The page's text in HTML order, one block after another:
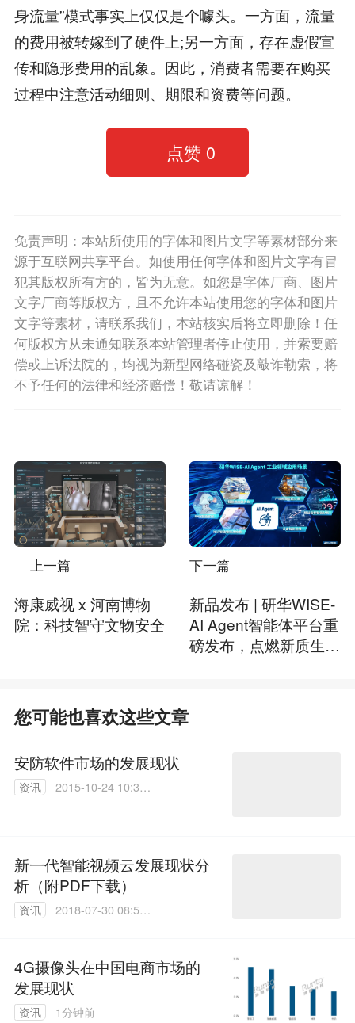
身流量”模式事实上仅仅是个噱头。一方面，流量
的费用被转嫁到了硬件上;另一方面，存在虚假宣
传和隐形费用的乱象。因此，消费者需要在购买
过程中注意活动细则、期限和资费等问题。
点赞 0
免责声明：本站所使用的字体和图片文字等素材部分来
源于互联网共享平台。如使用任何字体和图片文字有冒
犯其版权所有方的，皆为无意。如您是字体厂商、图片
文字厂商等版权方，且不允许本站使用您的字体和图片
文字等素材，请联系我们，本站核实后将立即删除！任
何版权方从未通知联系本站管理者停止使用，并索要赔
偿或上诉法院的，均视为新型网络碰瓷及敲诈勒索，将
不予任何的法律和经济赔偿！敬请谅解！
上一篇
海康威视 x 河南博物
院：科技智守文物安全
下一篇
新品发布 | 研华WISE-
AI Agent智能体平台重
磅发布，点燃新质生产
您可能也喜欢这些文章
安防软件市场的发展现状
资讯
2015-10-24 10:32:
新一代智能视频云发展现状分
析（附PDF下载）
资讯
2018-07-30 08:51:
4G摄像头在中国电商市场的
发展现状
资讯 1分钟前